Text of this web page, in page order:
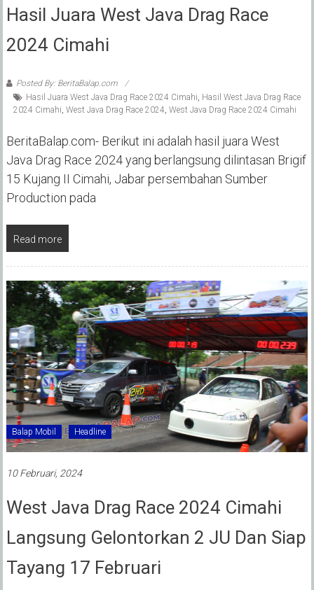
Hasil Juara West Java Drag Race
2024 Cimahi
Posted By: BeritaBalap.com
Hasil Juara West Java Drag Race 2024 Cimahi Hasil West Java Drag Race
2024 Cimahi West Java Drag Race 2024 West Java Drag Race 2024 Cimahi
BeritaBalap.com- Berikut ini adalah hasil juara West
Java Drag Race 2024 yang berlangsung dilintasan Brigif
15 Kujang II Cimahi, Jabar persembahan Sumber
Production pada
Read more
Balap Mobil Headline
10 Februari, 2024
West Java Drag Race 2024 Cimahi
Langsung Gelontorkan 2 JU Dan Siap
Tayang 17 Februari